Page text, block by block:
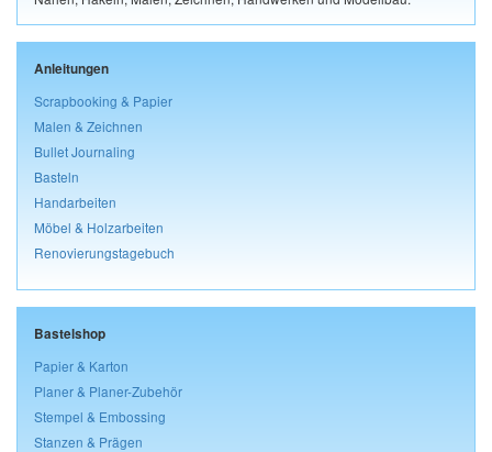
Anleitungen
Scrapbooking & Papier
Malen & Zeichnen
Bullet Journaling
Basteln
Handarbeiten
Möbel & Holzarbeiten
Renovierungstagebuch
Bastelshop
Papier & Karton
Planer & Planer-Zubehör
Stempel & Embossing
Stanzen & Prägen